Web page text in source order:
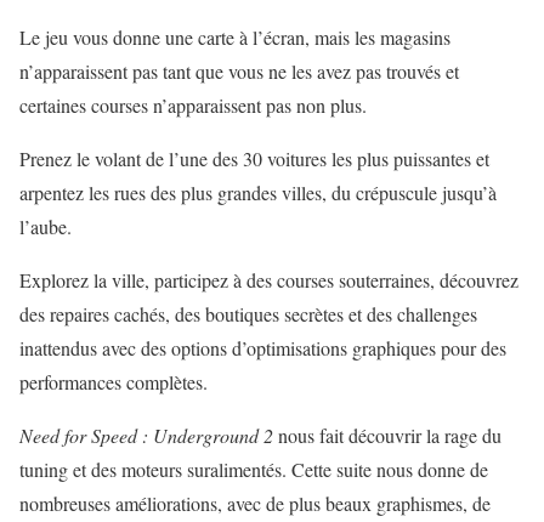
Le jeu vous donne une carte à l’écran, mais les magasins
n’apparaissent pas tant que vous ne les avez pas trouvés et
certaines courses n’apparaissent pas non plus.
Prenez le volant de l’une des 30 voitures les plus puissantes et
arpentez les rues des plus grandes villes, du crépuscule jusqu’à
l’aube.
Explorez la ville, participez à des courses souterraines, découvrez
des repaires cachés, des boutiques secrètes et des challenges
inattendus avec des options d’optimisations graphiques pour des
performances complètes.
Need for Speed : Underground 2nous fait découvrir la rage du
tuning et des moteurs suralimentés. Cette suite nous donne de
nombreuses améliorations, avec de plus beaux graphismes, de